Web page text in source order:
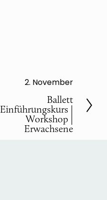
c
2. November
Ballett
Einführungskurs |
Workshop |
Erwachsene